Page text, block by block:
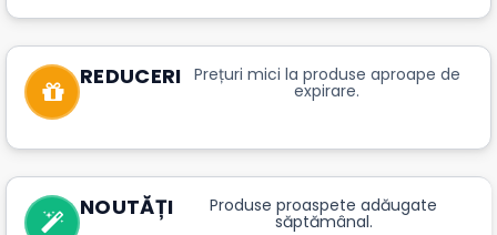
REDUCERI Prețuri mici la produse aproape de
expirare.
NOUTĂȚI Produse proaspete adăugate
săptămânal.